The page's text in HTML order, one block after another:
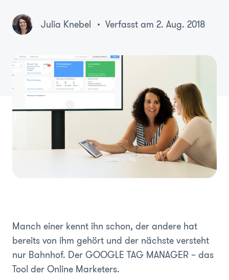
Branchen
Über Uns
Julia Knebel Verfasst am 2. Aug. 2018
Manch einer kennt ihn schon, der andere hat
bereits von ihm gehört und der nächste versteht
nur Bahnhof. Der GOOGLE TAG MANAGER – das
Tool der Online Marketers.